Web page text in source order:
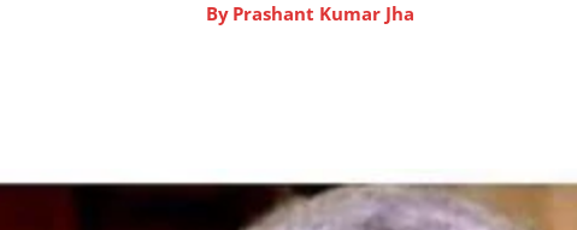
By Prashant Kumar Jha